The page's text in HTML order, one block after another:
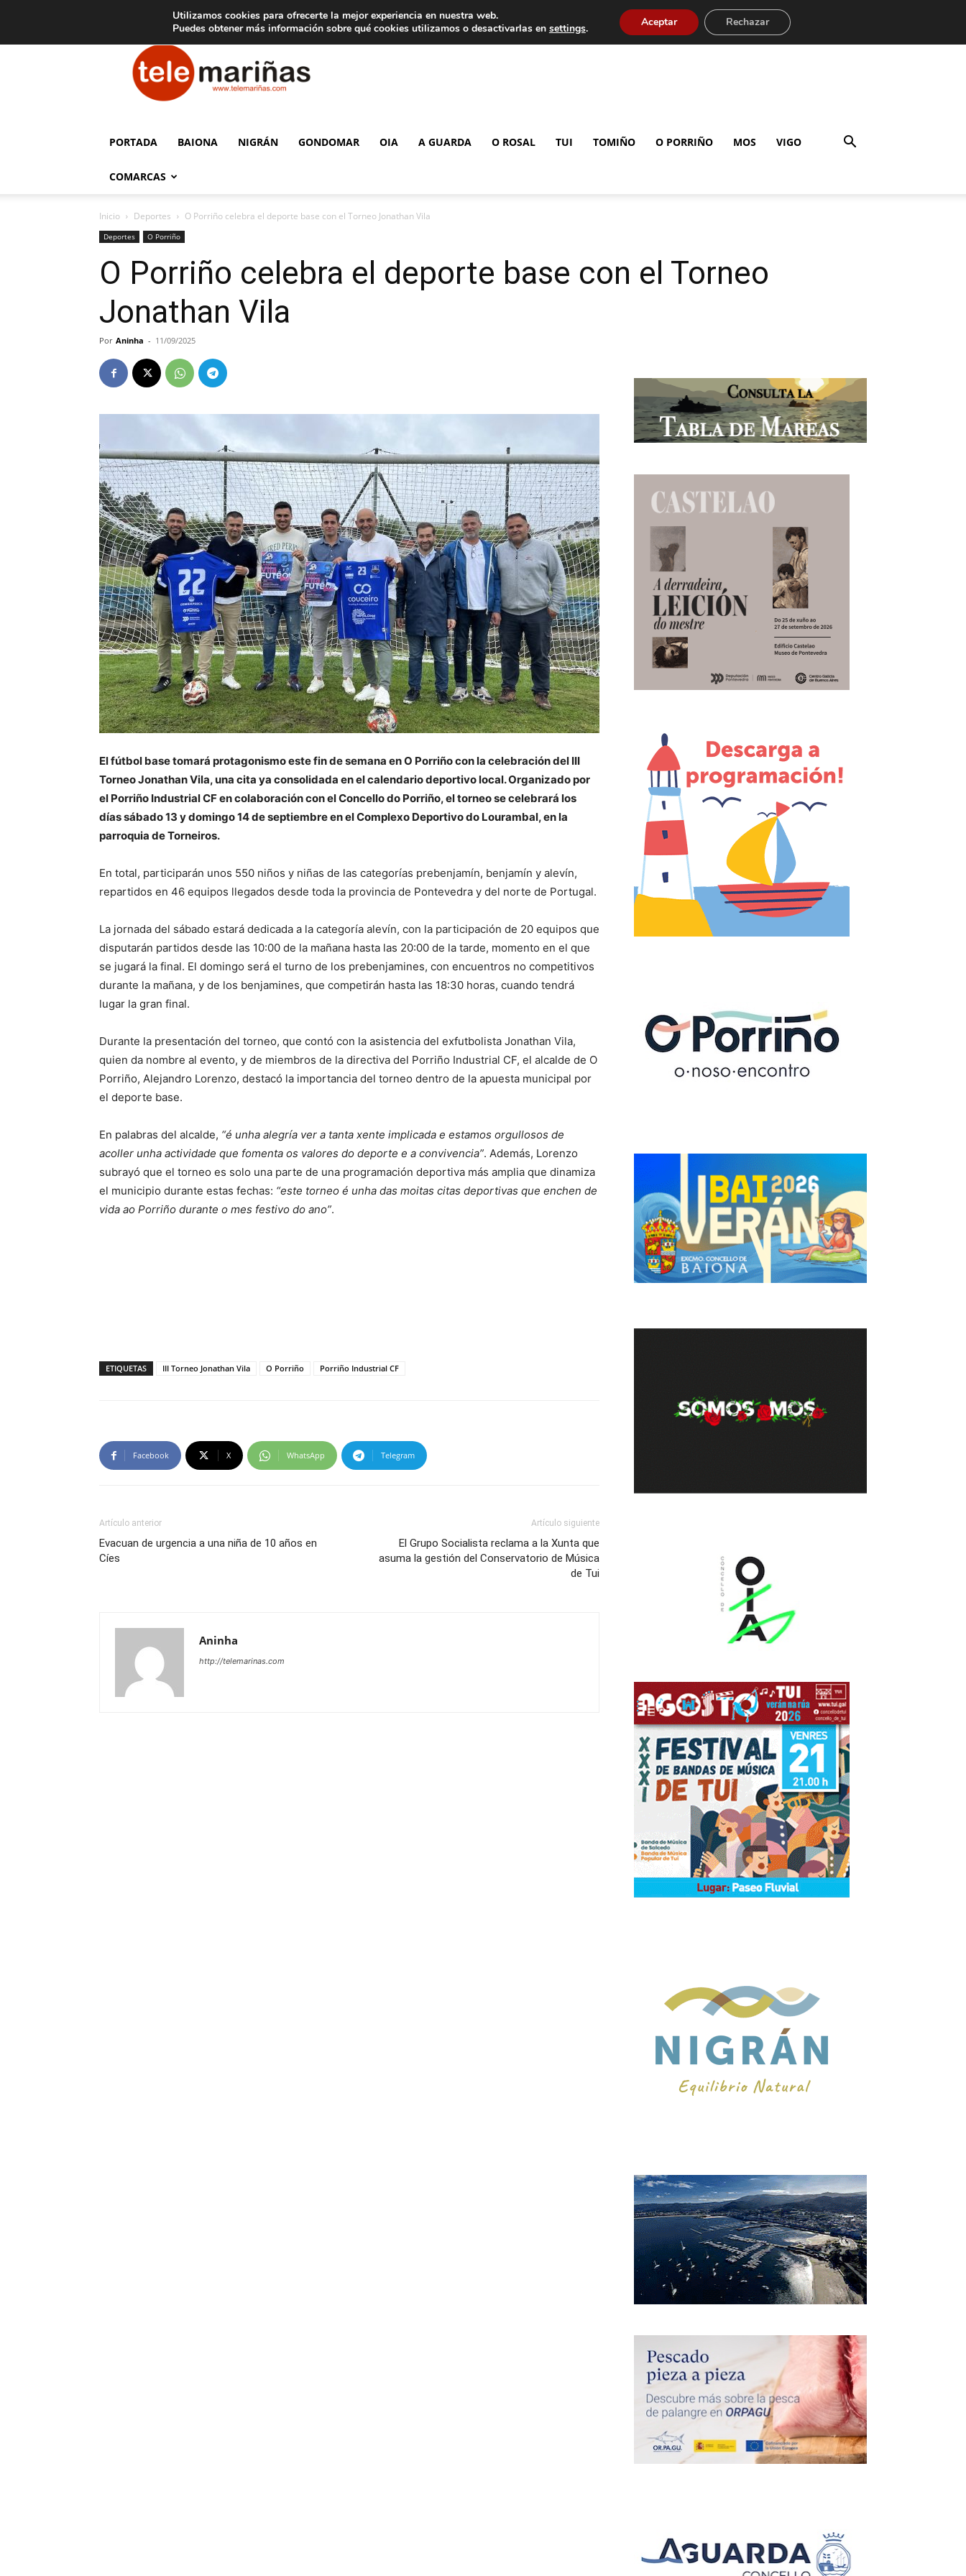
Aviso legal Tarifas de publicidad
Telemariñas
PORTADA BAIONA NIGRÁN GONDOMAR OIA A GUARDA O ROSAL TUI TOMIÑO O PORRIÑO MOS VIGO
COMARCAS
Inicio Deportes O Porriño celebra el deporte base con el Torneo Jonathan Vila
Deportes O Porriño
O Porriño celebra el deporte base con el Torneo
Jonathan Vila
Por Aninha - 11/09/2025
El fútbol base tomará protagonismo este fin de semana en O Porriño con la celebración del III
Torneo Jonathan Vila, una cita ya consolidada en el calendario deportivo local. Organizado por
el Porriño Industrial CF en colaboración con el Concello do Porriño, el torneo se celebrará los
días sábado 13 y domingo 14 de septiembre en el Complexo Deportivo do Lourambal, en la
parroquia de Torneiros.
En total, participarán unos 550 niños y niñas de las categorías prebenjamín, benjamín y alevín,
repartidos en 46 equipos llegados desde toda la provincia de Pontevedra y del norte de Portugal.
La jornada del sábado estará dedicada a la categoría alevín, con la participación de 20 equipos que
disputarán partidos desde las 10:00 de la mañana hasta las 20:00 de la tarde, momento en el que
se jugará la final. El domingo será el turno de los prebenjamines, con encuentros no competitivos
durante la mañana, y de los benjamines, que competirán hasta las 18:30 horas, cuando tendrá
lugar la gran final.
Durante la presentación del torneo, que contó con la asistencia del exfutbolista Jonathan Vila,
quien da nombre al evento, y de miembros de la directiva del Porriño Industrial CF, el alcalde de O
Porriño, Alejandro Lorenzo, destacó la importancia del torneo dentro de la apuesta municipal por
el deporte base.
En palabras del alcalde, “é unha alegría ver a tanta xente implicada e estamos orgullosos de
acoller unha actividade que fomenta os valores do deporte e a convivencia”. Además, Lorenzo
subrayó que el torneo es solo una parte de una programación deportiva más amplia que dinamiza
el municipio durante estas fechas: “este torneo é unha das moitas citas deportivas que enchen de
vida ao Porriño durante o mes festivo do ano”.
ETIQUETAS III Torneo Jonathan Vila O Porriño Porriño Industrial CF
Facebook X WhatsApp Telegram
Artículo anterior
Evacuan de urgencia a una niña de 10 años en
Cíes
Artículo siguiente
El Grupo Socialista reclama a la Xunta que
asuma la gestión del Conservatorio de Música
de Tui
Aninha
http://telemarinas.com
Utilizamos cookies para ofrecerte la mejor experiencia en nuestra web.
Puedes obtener más información sobre qué cookies utilizamos o desactivarlas en settings. Aceptar Rechazar